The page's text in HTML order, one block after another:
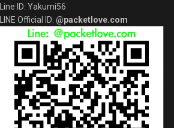
Line ID: Yakumi56
LINE Official ID: @packetlove.com